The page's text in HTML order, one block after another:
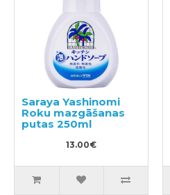
Saraya Yashinomi
Roku mazgāšanas
putas 250ml
13.00€